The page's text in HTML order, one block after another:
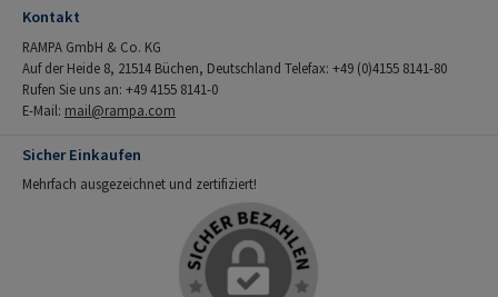
Kontakt
RAMPA GmbH & Co. KG
Auf der Heide 8, 21514 Büchen, Deutschland Telefax: +49 (0)4155 8141-80
Rufen Sie uns an: +49 4155 8141-0
E-Mail: mail@rampa.com
Sicher Einkaufen
Mehrfach ausgezeichnet und zertifiziert!